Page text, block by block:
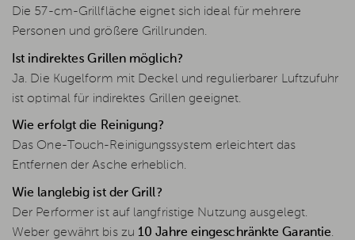
Die 57-cm-Grillfläche eignet sich ideal für mehrere
Personen und größere Grillrunden.
Ist indirektes Grillen möglich?
Ja. Die Kugelform mit Deckel und regulierbarer Luftzufuhr
ist optimal für indirektes Grillen geeignet.
Wie erfolgt die Reinigung?
Das One-Touch-Reinigungssystem erleichtert das
Entfernen der Asche erheblich.
Wie langlebig ist der Grill?
Der Performer ist auf langfristige Nutzung ausgelegt.
Weber gewährt bis zu 10 Jahre eingeschränkte Garantie.